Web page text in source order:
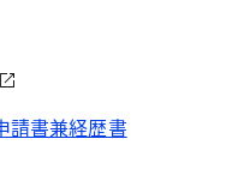
請書兼経歴書